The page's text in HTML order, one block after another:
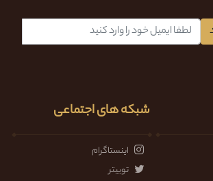
شبکه های اجتماعی
اینستاگرام
توییتر